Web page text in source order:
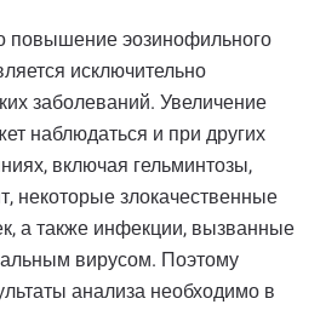
повышение эозинофильного
исключительно
заболеваний. Увеличение
наблюдаться и при других
включая гельминтозы,
некоторые злокачественные
а также инфекции, вызванные
вирусом. Поэтому
анализа необходимо в